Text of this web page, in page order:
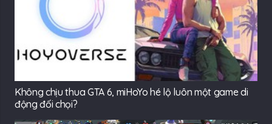
Không chịu thua GTA 6, miHoYo hé lộ luôn một game di
động đối chọi?